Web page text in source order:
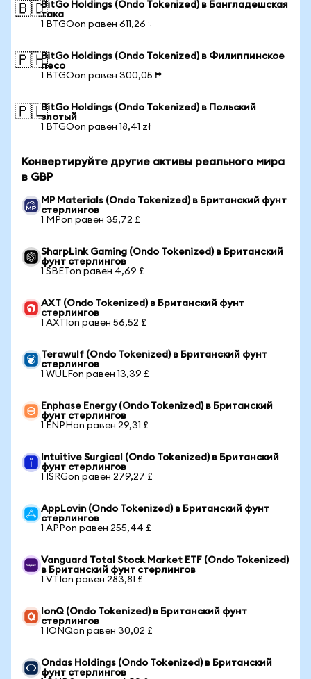
🇧🇩BitGo Holdings (Ondo Tokenized) в Бангладешская
така
1 BTGOon равен 611,26 ৳
🇵🇭BitGo Holdings (Ondo Tokenized) в Филиппинское
песо
1 BTGOon равен 300,05 ₱
🇵🇱BitGo Holdings (Ondo Tokenized) в Польский
злотый
1 BTGOon равен 18,41 zł
Конвертируйте другие активы реального мира
в GBP
MP Materials (Ondo Tokenized) в Британский фунт
стерлингов
1 MPon равен 35,72 £
SharpLink Gaming (Ondo Tokenized) в Британский
фунт стерлингов
1 SBETon равен 4,69 £
AXT (Ondo Tokenized) в Британский фунт
стерлингов
1 AXTIon равен 56,52 £
Terawulf (Ondo Tokenized) в Британский фунт
стерлингов
1 WULFon равен 13,39 £
Enphase Energy (Ondo Tokenized) в Британский
фунт стерлингов
1 ENPHon равен 29,31 £
Intuitive Surgical (Ondo Tokenized) в Британский
фунт стерлингов
1 ISRGon равен 279,27 £
AppLovin (Ondo Tokenized) в Британский фунт
стерлингов
1 APPon равен 255,44 £
Vanguard Total Stock Market ETF (Ondo Tokenized)
в Британский фунт стерлингов
1 VTIon равен 283,81 £
IonQ (Ondo Tokenized) в Британский фунт
стерлингов
1 IONQon равен 30,02 £
Ondas Holdings (Ondo Tokenized) в Британский
фунт стерлингов